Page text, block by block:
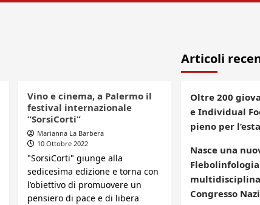
Vino e cinema, a Palermo il
festival internazionale
“SorsiCorti”
Marianna La Barbera
10 Ottobre 2022
"SorsiCorti" giunge alla
sedicesima edizione e torna con
l’obiettivo di promuovere un
pensiero di pace e di libera
Articoli
Oltre 200
e Individual
pieno per
Nasce una
Congresso